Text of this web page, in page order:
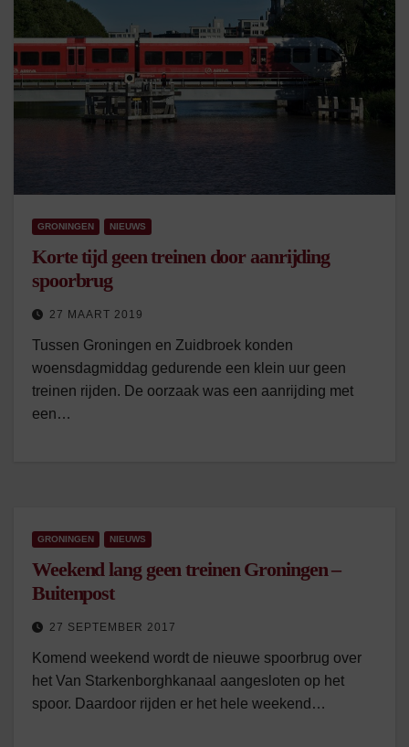
GRONINGEN NIEUWS
Korte tijd geen treinen door aanrijding
spoorbrug
27 MAART 2019
Tussen Groningen en Zuidbroek konden
woensdagmiddag gedurende een klein uur geen
treinen rijden. De oorzaak was een aanrijding met
een…
GRONINGEN NIEUWS
Weekend lang geen treinen Groningen –
Buitenpost
27 SEPTEMBER 2017
Komend weekend wordt de nieuwe spoorbrug over
het Van Starkenborghkanaal aangesloten op het
spoor. Daardoor rijden er het hele weekend…